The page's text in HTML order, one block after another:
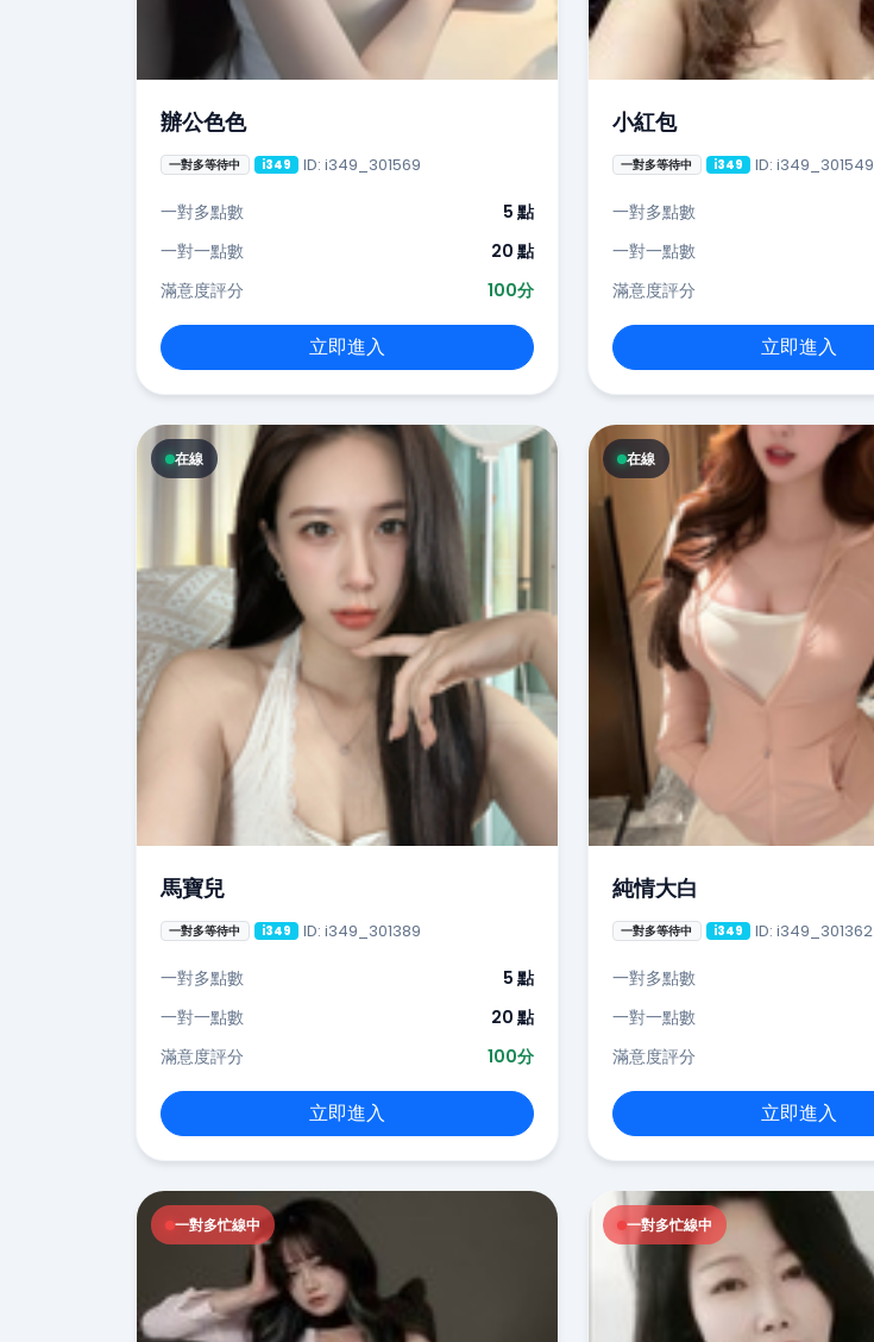
辦公色色
一對多等待中 i349 ID: i349_301569
一對多點數
5 點
一對一點數
20 點
滿意度評分
100分
立即進入
小紅包
一對多等待中 i349 ID: i349_301549
一對多點數
一對一點數
滿意度評分
立即進入
在線
馬寶兒
一對多等待中 i349 ID: i349_301389
一對多點數
5 點
一對一點數
20 點
滿意度評分
100分
立即進入
在線
純情大白
一對多等待中 i349 ID: i349_301362
一對多點數
一對一點數
滿意度評分
立即進入
一對多忙線中 一對多忙線中